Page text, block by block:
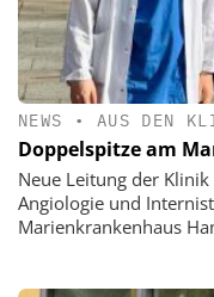
NEWS • AUS DEN
Doppelspitze am
Neue Leitung der
Angiologie und
Marienkrankenhaus